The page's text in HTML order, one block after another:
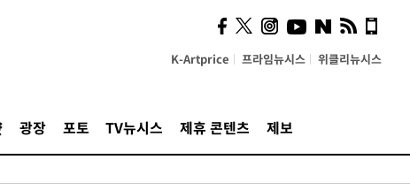
K-Artprice 프라임뉴시스 위클리뉴시스
광장 포토 TV뉴시스 제휴 콘텐츠 제보
시, 스마트폰 액세서리에
NFC 더했다